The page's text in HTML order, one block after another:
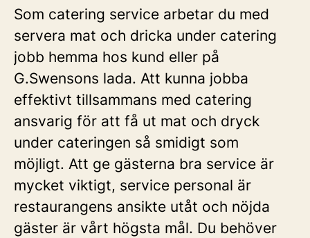
Som catering service arbetar du med
servera mat och dricka under catering
jobb hemma hos kund eller på
G.Swensons lada. Att kunna jobba
effektivt tillsammans med catering
ansvarig för att få ut mat och dryck
under cateringen så smidigt som
möjligt. Att ge gästerna bra service är
mycket viktigt, service personal är
restaurangens ansikte utåt och nöjda
gäster är vårt högsta mål. Du behöver